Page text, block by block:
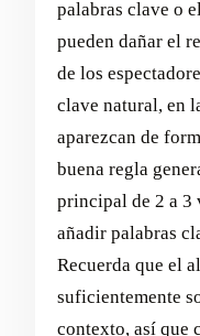
palabras clave o
pueden dañar el
de los
clave natural, en
aparezcan de
buena regla
principal de 2 a 3
añadir palabras
Recuerda que el
suficientemente
contexto, así que